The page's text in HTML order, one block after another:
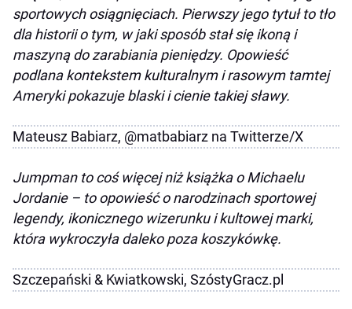
sportowych osiągnięciach. Pierwszy jego tytuł to tło
dla historii o tym, w jaki sposób stał się ikoną i
maszyną do zarabiania pieniędzy. Opowieść
podlana kontekstem kulturalnym i rasowym tamtej
Ameryki pokazuje blaski i cienie takiej sławy.
Mateusz Babiarz, @matbabiarz na Twitterze/X
Jumpman to coś więcej niż książka o Michaelu
Jordanie – to opowieść o narodzinach sportowej
legendy, ikonicznego wizerunku i kultowej marki,
która wykroczyła daleko poza koszykówkę.
Szczepański & Kwiatkowski, SzóstyGracz.pl